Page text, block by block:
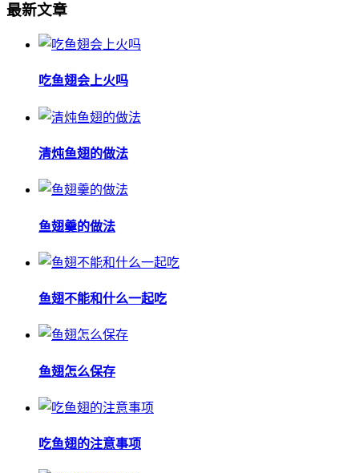
最新文章
吃鱼翅会上火吗
清炖鱼翅的做法
鱼翅羹的做法
鱼翅不能和什么一起吃
鱼翅怎么保存
吃鱼翅的注意事项